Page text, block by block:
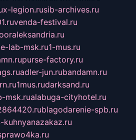
x-legion.rusib-archives.ru
venda-festival.ru
lab-msk.ru1-mus.ru
purse-factory.ru
adler-jun.rubandamn.ru
1mus.rudarksand.ru
msk.rualabuga-cityhotel.ru
blagodarenie-spb.ru